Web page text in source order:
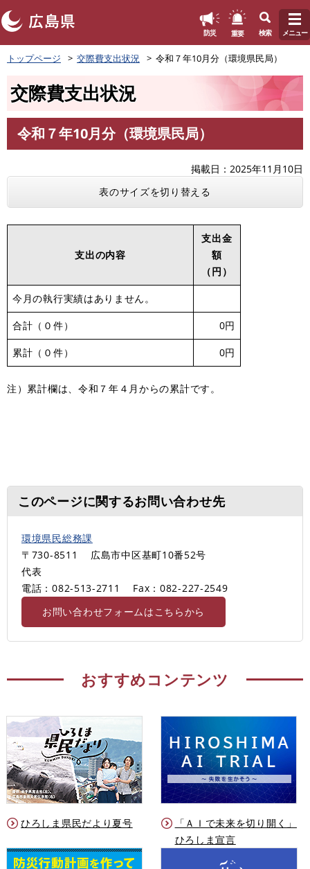
ペ
ー
頭
す
防災 重要 検索 メニュー
トップページ 交際費支出状況 令和７年10月分（環境県民局）
交際費支出状況
文
令和７年10月分（環境県民局）
掲載日
2025年11月10日
表のサイズを切り替える
支出の内容
支出金
額
（円）
今月の執行実績はありません。
合計（０件） 0円
累計（０件） 0円
注）累計欄は、令和７年４月からの累計です。
このページに関するお問い合わせ先
環境県民総務課
〒730-8511
広島市中区基町10番52号
代表
電話：082-513-2711
Fax：082-227‐2549
お問い合わせフォームはこちらから
おすすめコンテンツ
ひろしま県民だより夏号
「ＡＩで未来を切り開く」
ひろしま宣言